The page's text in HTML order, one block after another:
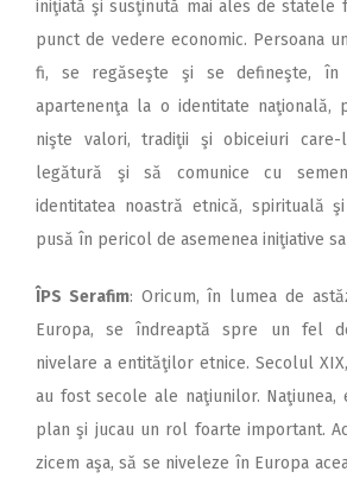
iniţiată şi susţinută mai ales de statele
punct de vedere economic. Persoana
fi, se regăseşte şi se defineşte,
apartenenţa la o identitate naţională,
nişte valori, tradiţii şi obiceiuri
legătură şi să comunice cu
identitatea noastră etnică, spirituală
pusă în pericol de asemenea iniţiative
ÎPS Serafim: Oricum, în lumea de
Europa, se îndreaptă spre un fel
nivelare a entităţilor etnice. Secolul
au fost secole ale naţiunilor.
plan şi jucau un rol foarte important.
zicem aşa, să se niveleze în Europa